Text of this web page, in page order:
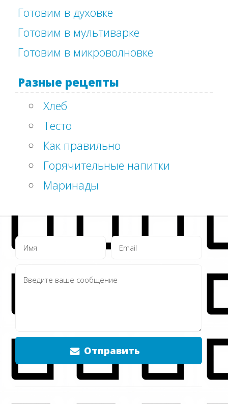
Готовим в духовке
Готовим в мультиварке
Готовим в микроволновке
Разные рецепты
Хлеб
Тесто
Как правильно
Горячительные напитки
Маринады
Отправить